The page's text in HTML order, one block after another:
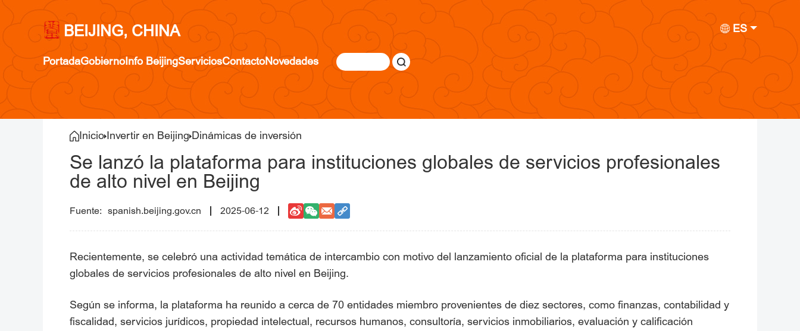
BEIJING, CHINA ES
PortadaGobiernoInfo BeijingServiciosContactoNovedades
Inicio Invertir en Beijing Dinámicas de inversión
Se lanzó la plataforma para instituciones globales de servicios profesionales
de alto nivel en Beijing
spanish.beijing.gov.cn 2025-06-12
Recientemente, se celebró una actividad temática de intercambio con motivo del lanzamiento oficial de la plataforma para instituciones
globales de servicios profesionales de alto nivel en Beijing.
Según se informa, la plataforma ha reunido a cerca de 70 entidades miembro provenientes de diez sectores, como finanzas, contabilidad y
fiscalidad, servicios jurídicos, propiedad intelectual, recursos humanos, consultoría, servicios inmobiliarios, evaluación y calificación